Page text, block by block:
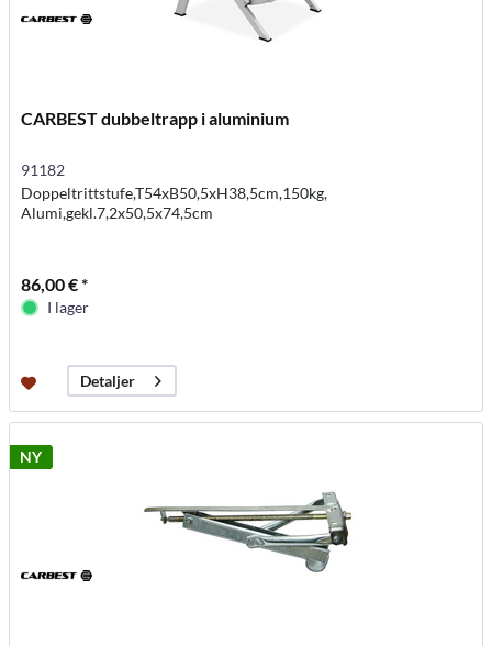
CARBEST dubbeltrapp i aluminium
91182
Doppeltrittstufe,T54xB50,5xH38,5cm,150kg,
Alumi,gekl.7,2x50,5x74,5cm
86,00 € *
I lager
Detaljer
NY